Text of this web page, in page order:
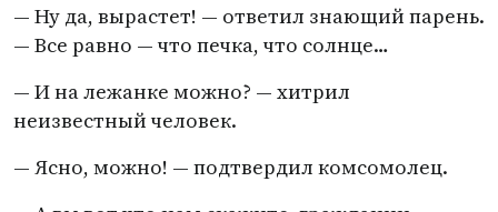
— Ну да, вырастет! — ответил знающий парень.
— Все равно — что печка, что солнце…
— И на лежанке можно? — хитрил
неизвестный человек.
— Ясно, можно! — подтвердил комсомолец.